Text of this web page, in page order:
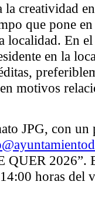
creatividad
que pone
localidad. En
en la
motivos
JPG, con un
2026”.
horas del